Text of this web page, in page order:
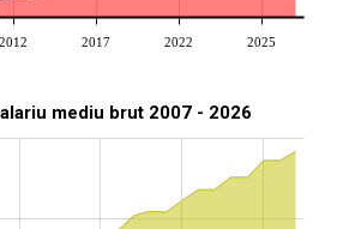
2012 2017 2022 2025
mediu brut 2007 - 2026